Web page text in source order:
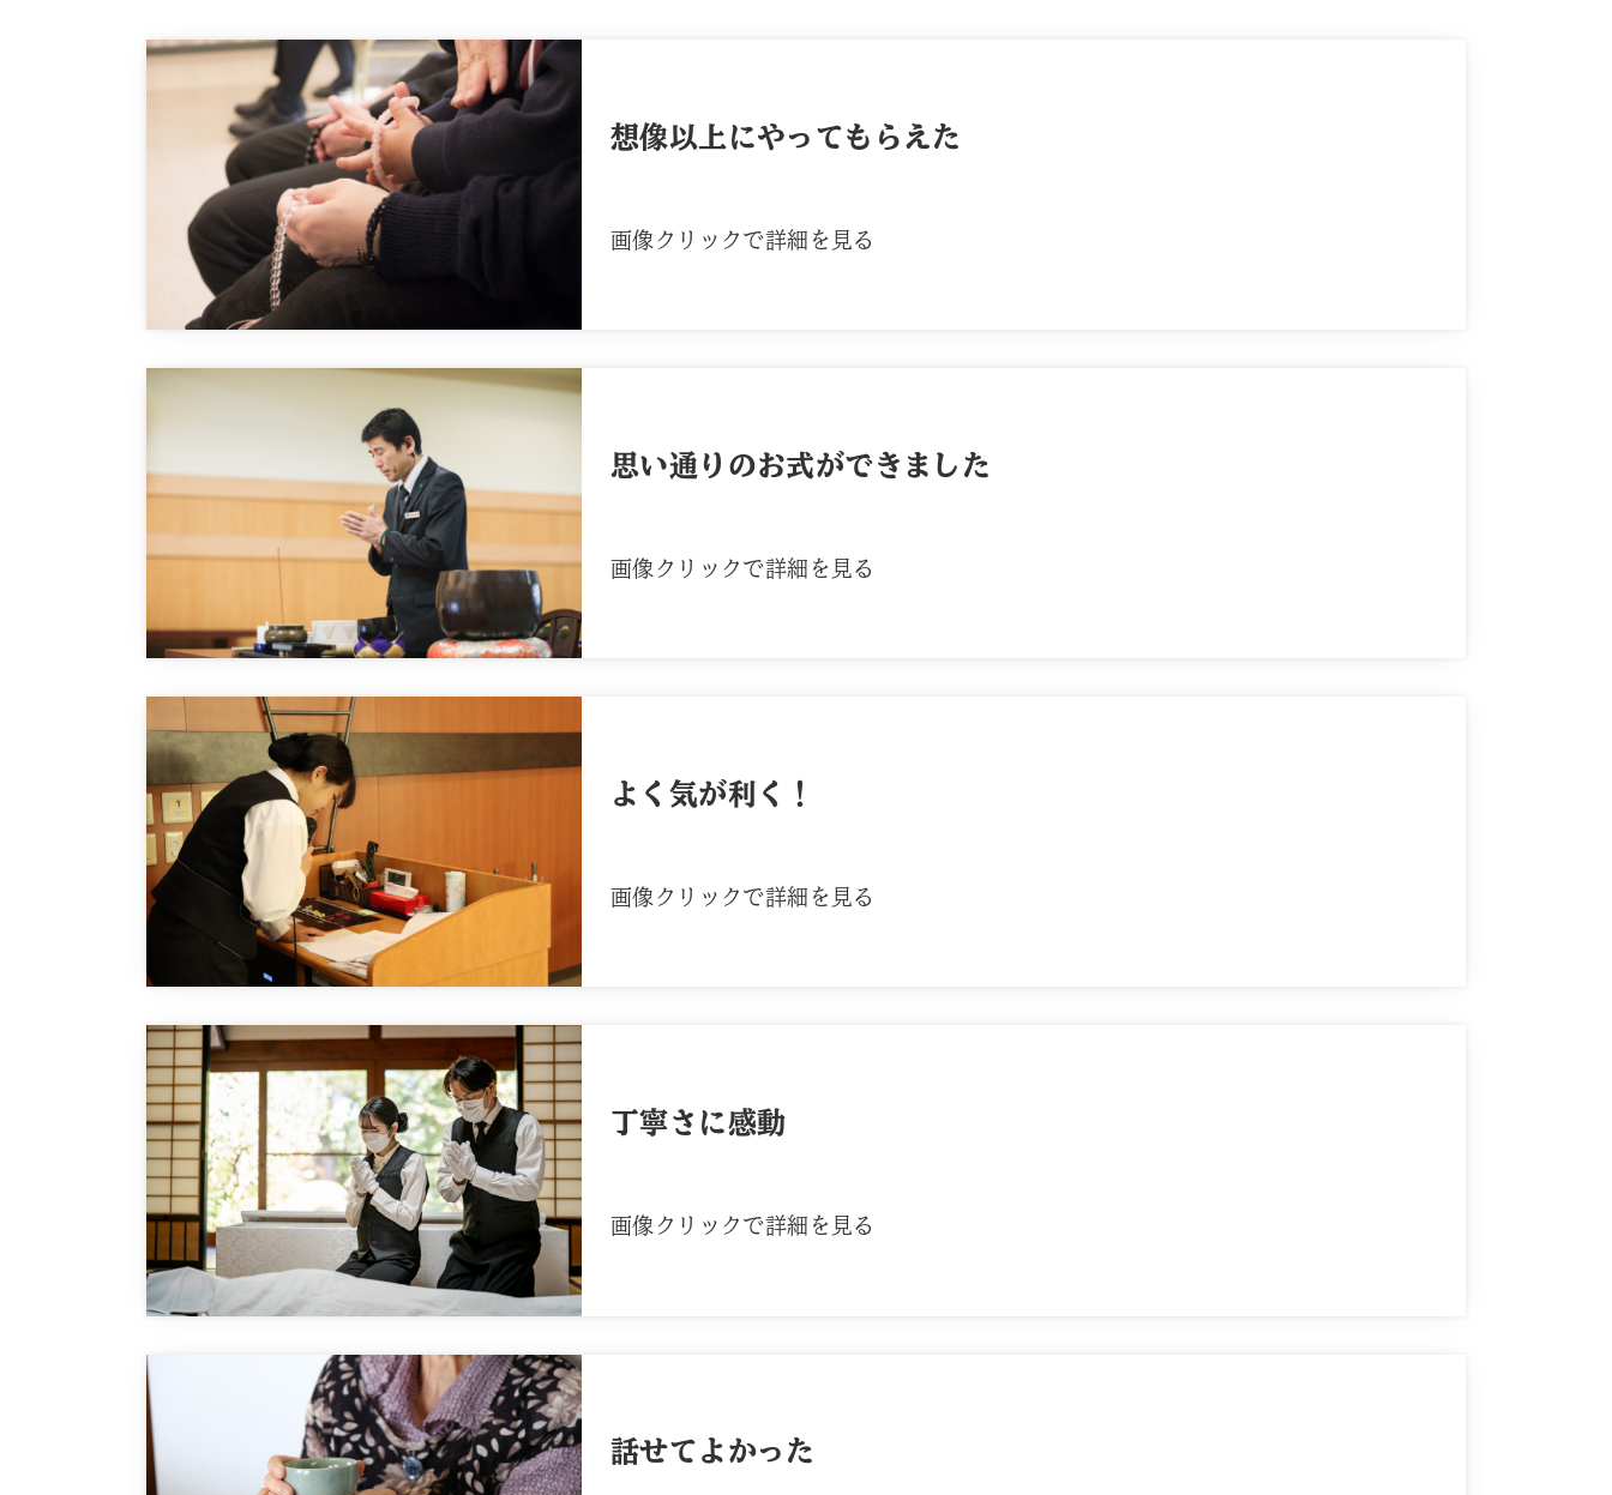
想像以上にやってもらえた
画像クリックで詳細を見る
思い通りのお式ができました
画像クリックで詳細を見る
よく気が利く！
画像クリックで詳細を見る
丁寧さに感動
画像クリックで詳細を見る
話せてよかった